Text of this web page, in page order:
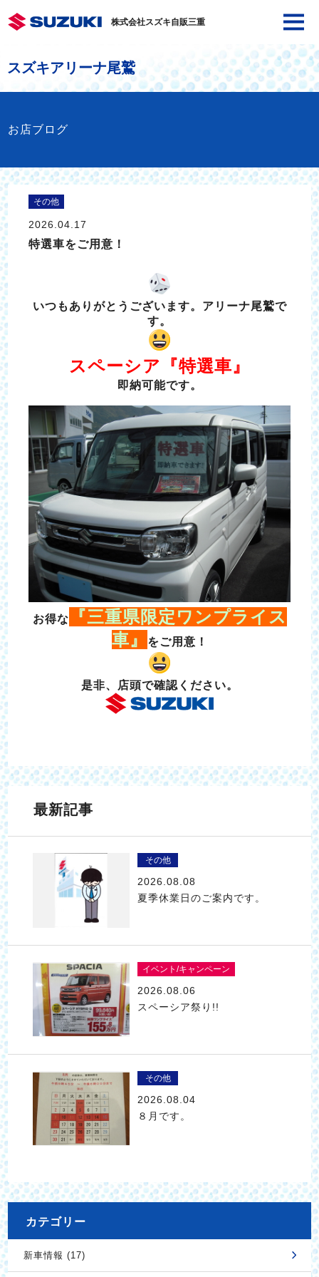
株式会社スズキ自販三重
スズキアリーナ尾鷲
お店ブログ
その他
2026.04.17
特選車をご用意！
いつもありがとうございます。アリーナ尾鷲で
す。
スペーシア『特選車』
即納可能です。
お得な
『三重県限定ワンプライス
車』
をご用意！
是非、店頭で確認ください。
最新記事
その他
2026.08.08
夏季休業日のご案内です。
イベント/キャンペーン
2026.08.06
スペーシア祭り!!
その他
2026.08.04
８月です。
カテゴリー
新車情報 (17)